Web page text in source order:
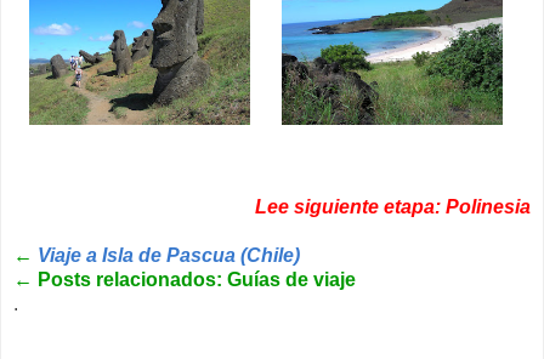
Lee siguiente etapa: Polinesia
← Viaje a Isla de Pascua (Chile)
← Posts relacionados: Guías de viaje
.